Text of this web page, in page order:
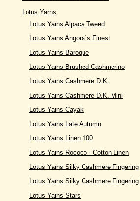
Lotus Yarns
Lotus Yarns Alpaca Tweed
Lotus Yarns Angora´s Finest
Lotus Yarns Baroque
Lotus Yarns Brushed Cashmerino
Lotus Yarns Cashmere D.K.
Lotus Yarns Cashmere D.K. Mini
Lotus Yarns Cayak
Lotus Yarns Late Autumn
Lotus Yarns Linen 100
Lotus Yarns Rococo - Cotton Linen
Lotus Yarns Silky Cashmere Fingering
Lotus Yarns Silky Cashmere
Lotus Yarns Stars